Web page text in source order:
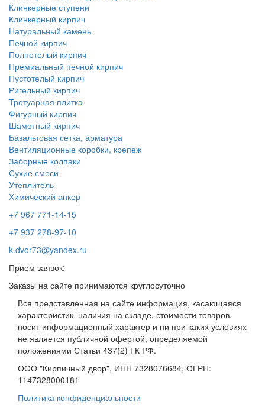
Клинкерные ступени
Клинкерный кирпич
Натуральный камень
Печной кирпич
Полнотелый кирпич
Премиальный печной кирпич
Пустотелый кирпич
Ригельный кирпич
Тротуарная плитка
Фигурный кирпич
Шамотный кирпич
Базальтовая сетка, арматура
Вентиляционные коробки, крепеж
Заборные колпаки
Сухие смеси
Утеплитель
Химический анкер
+7 967 771-14-15
+7 937 278-97-10
k.dvor73@yandex.ru
Прием заявок:
Заказы на сайте принимаются круглосуточно
Вся представленная на сайте информация, касающаяся
характеристик, наличия на складе, стоимости товаров,
носит информационный характер и ни при каких условиях
не является публичной офертой, определяемой
положениями Статьи 437(2) ГК РФ.
ООО "Кирпичный двор", ИНН 7328076684, ОГРН:
1147328000181
Политика конфиденциальности